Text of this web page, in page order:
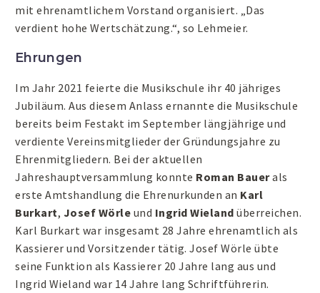
mit ehrenamtlichem Vorstand organisiert. „Das
verdient hohe Wertschätzung.“, so Lehmeier.
Ehrungen
Im Jahr 2021 feierte die Musikschule ihr 40 jähriges
Jubiläum. Aus diesem Anlass ernannte die Musikschule
bereits beim Festakt im September längjährige und
verdiente Vereinsmitglieder der Gründungsjahre zu
Ehrenmitgliedern. Bei der aktuellen
Jahreshauptversammlung konnte Roman Bauerals
erste Amtshandlung die Ehrenurkunden an Karl
Burkart, Josef Wörle und Ingrid Wieland überreichen.
Karl Burkart war insgesamt 28 Jahre ehrenamtlich als
Kassierer und Vorsitzender tätig. Josef Wörle übte
seine Funktion als Kassierer 20 Jahre lang aus und
Ingrid Wieland war 14 Jahre lang Schriftführerin.